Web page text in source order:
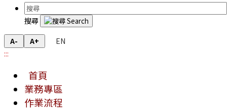
搜尋
A- A+
EN
:::
首頁
業務專區
作業流程